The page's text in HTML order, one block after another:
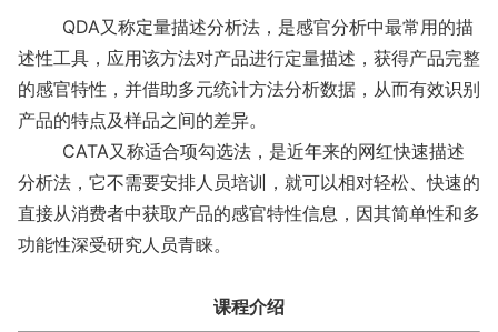
QDA又称定量描述分析法，是感官分析中最常用的描
述性工具，应用该方法对产品进行定量描述，获得产品完整
的感官特性，并借助多元统计方法分析数据，从而有效识别
产品的特点及样品之间的差异。
CATA又称适合项勾选法，是近年来的网红快速描述
分析法，它不需要安排人员培训，就可以相对轻松、快速的
直接从消费者中获取产品的感官特性信息，因其简单性和多
功能性深受研究人员青睐。
课程介绍